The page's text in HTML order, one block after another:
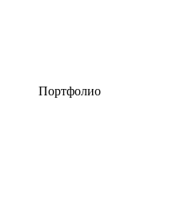
Портфолио